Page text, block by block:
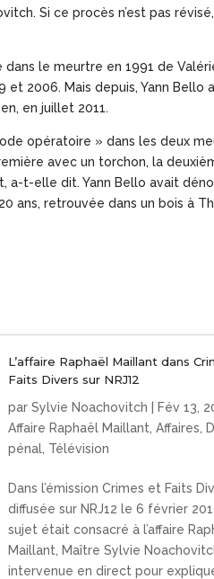
Si ce procès n’est pas
dans le meurtre en 1991 de
2006. Mais depuis, Yann Bello
en juillet 2011.
opératoire » dans les deux
avec un torchon, la
t-elle dit. Yann Bello avait
ans, retrouvée dans un bois à
L’affaire Raphaël Maillant dans
Faits Divers sur NRJ12
par Sylvie Noachovitch Fév 13,
Affaire Raphaël Maillant Affaires
pénal, Télévision
Dans l’émission Crimes et Faits
diffusée sur NRJ12 le 6 février
sujet était consacré à l’affaire
Maillant, Maître Sylvie
intervenue en direct pour